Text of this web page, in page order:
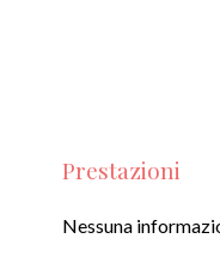
Prestazioni
Nessuna